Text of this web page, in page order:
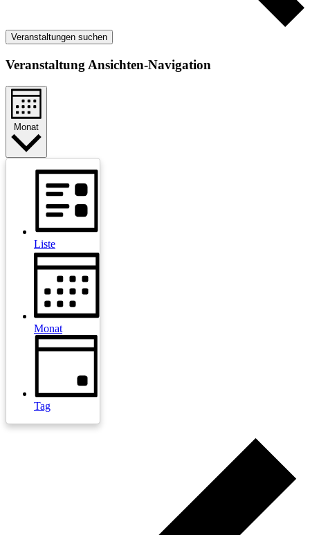
Veranstaltungen suchen
Veranstaltung Ansichten-Navigation
Monat
Liste
Monat
Tag